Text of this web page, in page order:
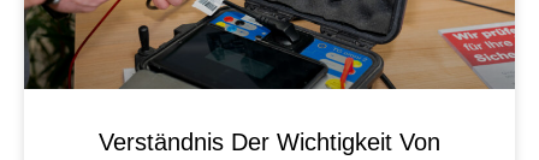
Verständnis Der Wichtigkeit Von